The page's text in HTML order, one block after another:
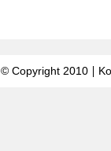
© Copyright 2010